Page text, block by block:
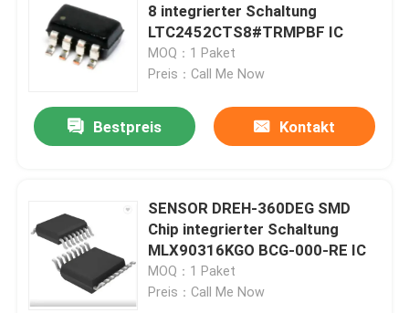
8 integrierter Schaltung
LTC2452CTS8#TRMPBF IC
MOQ：1 Paket
Preis：Call Me Now
Bestpreis Kontakt
SENSOR DREH-360DEG SMD
Chip integrierter Schaltung
MLX90316KGO BCG-000-RE IC
MOQ：1 Paket
Preis：Call Me Now